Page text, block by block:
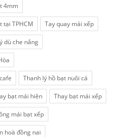
4mm
tại TPHCM Tay quay mái xếp
dù che nắng
Thanh lý hồ bạt nuôi cá
bạt mái hiên Thay bạt mái xếp
mái bạt xếp
hoà đồng nai